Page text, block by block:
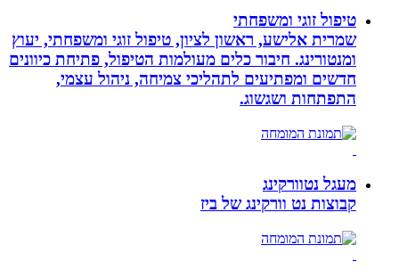
טיפול זוגי ומשפחתי
שמרית אלישע, ראשון לציון, טיפול זוגי ומשפחתי, יעוץ
ומנטורינג. חיבור כלים מעולמות הטיפול, פתיחת כיוונים
חדשים ומפתיעים לתהליכי צמיחה, ניהול עצמי,
התפתחות ושגשוג.
מעגל נטוורקינג
קבוצות נט וורקינג של ביז